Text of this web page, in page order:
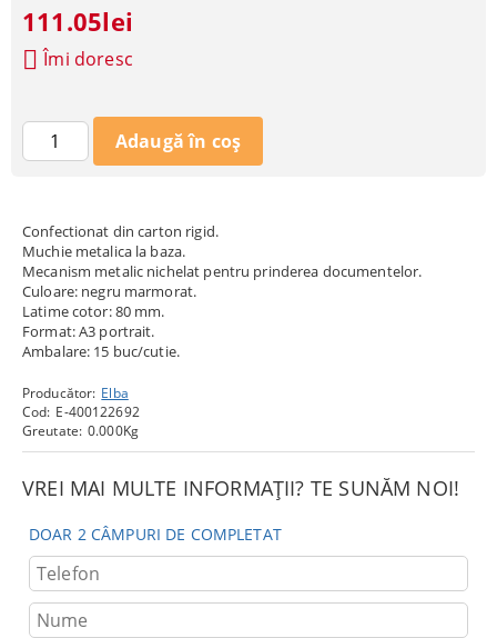
Confectionat din carton rigid.
Muchie metalica la baza.
Mecanism metalic nichelat pentru prinderea documentelor.
Culoare: negru marmorat.
Latime cotor: 80 mm.
Format: A3 portrait.
Ambalare: 15 buc/cutie.
Producător: Elba
Cod: E-400122692
Greutate: 0.000Kg
VREI MAI MULTE INFORMAȚII? TE SUNĂM NOI!
DOAR 2 CÂMPURI DE COMPLETAT
111.05lei
Îmi doresc